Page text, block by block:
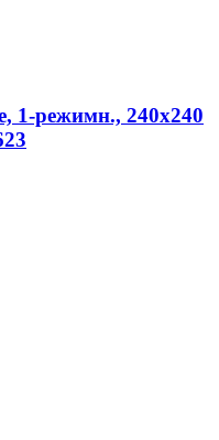
1-режимн., 240х240